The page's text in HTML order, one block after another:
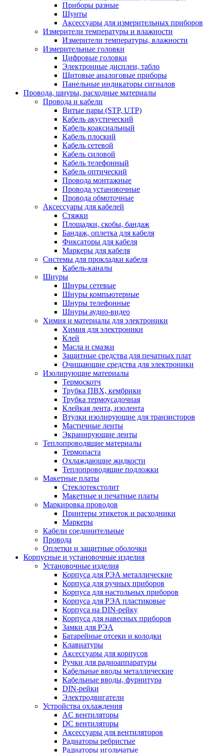
Приборы разные
Шунты
Аксессуары для измерительных приборов
Измерители температуры и влажности
Измерители температуры, влажности
Измерительные головки
Цифровые головки
Электронные дисплеи, табло
Щитовые аналоговые приборы
Панельные индикаторы сигналов
Провода, шнуры, расходные материалы
Провода и кабели
Витые пары (STP, UTP)
Кабель акустический
Кабель коаксиальный
Кабель плоский
Кабель сетевой
Кабель силовой
Кабель телефонный
Кабель оптический
Провода монтажные
Провода установочные
Провода обмоточные
Аксессуары для кабелей
Стяжки
Площадки, скобы, бандаж
Бандаж, оплетка для кабеля
Фиксаторы для кабеля
Маркеры для кабеля
Системы для прокладки кабеля
Кабель-каналы
Шнуры
Шнуры сетевые
Шнуры компьютерные
Шнуры телефонные
Шнуры аудио-видео
Химия и материалы для электроники
Химия для электроники
Клей
Масла и смазки
Защитные средства для печатных плат
Очищающие средства для электроники
Изолирующие материалы
Термоскотч
Трубка ПВХ, кембрики
Трубка термоусадочная
Клейкая лента, изолента
Втулки изолирующие для транзисторов
Мастичные ленты
Экранирующие ленты
Теплопроводящие материалы
Термопаста
Охлаждающие жидкости
Теплопроводящие подложки
Макетные платы
Стеклотекстолит
Макетные и печатные платы
Маркировка проводов
Принтеры этикеток и расходники
Маркеры
Кабели соединительные
Провода
Оплетки и защитные оболочки
Корпусные и установочные изделия
Установочные изделия
Корпуса для РЭА металлические
Корпуса для ручных приборов
Корпуса для настольных приборов
Корпуса для РЭА пластиковые
Корпуса на DIN-рейку
Корпуса для навесных приборов
Замки для РЭА
Батарейные отсеки и колодки
Клавиатуры
Аксессуары для корпусов
Ручки для радиоаппаратуры
Кабельные вводы металлические
Кабельные вводы, фурнитура
DIN-рейки
Электродвигатели
Устройства охлаждения
AC вентиляторы
DC вентиляторы
Аксессуары для вентиляторов
Радиаторы ребристые
Радиаторы игольчатые